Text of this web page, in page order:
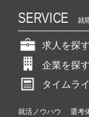
SERVICE 就
求人を探す
企業を探す
タイムラ
就活ノウハウ 選考